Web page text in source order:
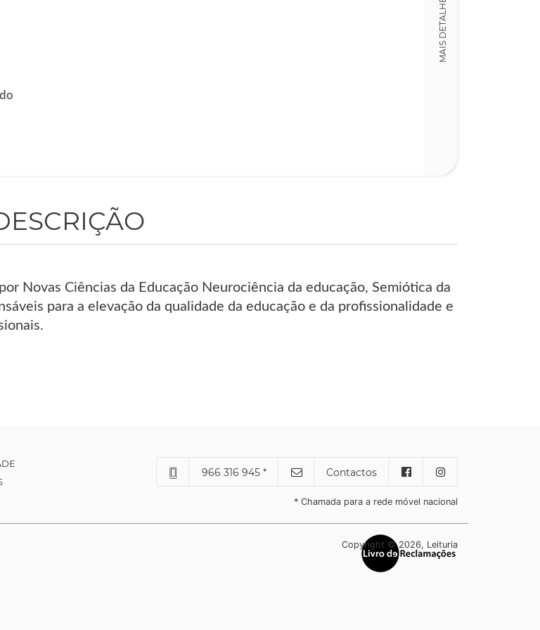
MAIS DETALHES
Novas Ciências da Educação Neurociência da educação, Semiótica da
para a elevação da qualidade da educação e da profissionalidade e
966 316 945 * Contactos
* Chamada para a rede móvel nacional
Copyright © 2026, Leituria